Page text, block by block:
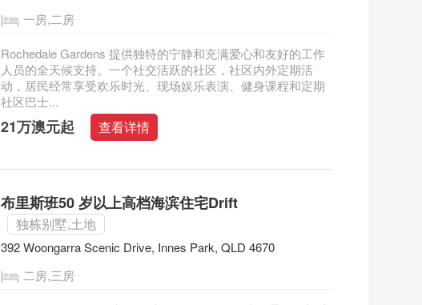
一房,二房
Rochedale Gardens 提供独特的宁静和充满爱心和友好的工作
人员的全天候支持。一个社交活跃的社区，社区内外定期活
动，居民经常享受欢乐时光、现场娱乐表演、健身课程和定期
社区巴士...
21万澳元起 查看详情
布里斯班50 岁以上高档海滨住宅Drift
独栋别墅,土地
392 Woongarra Scenic Drive, Innes Park, QLD 4670
二房,三房